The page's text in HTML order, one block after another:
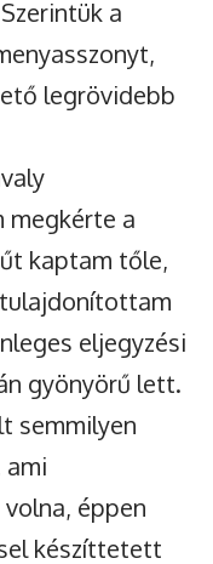
a
legrövidebb
megkérte a
kaptam tőle,
eljegyzési
gyönyörű lett.
semmilyen
ami
éppen
készíttetett